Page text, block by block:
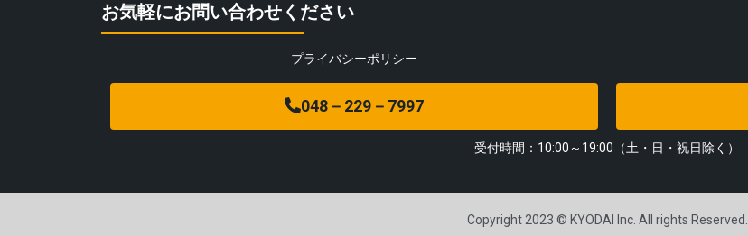
お気軽にお問い合わせください
プライバシーポリシー
048－229－7997
受付時間：10:00～19:00（土・日・祝日除く）
Copyright 2023 © KYODAI Inc. All rights Reserved.